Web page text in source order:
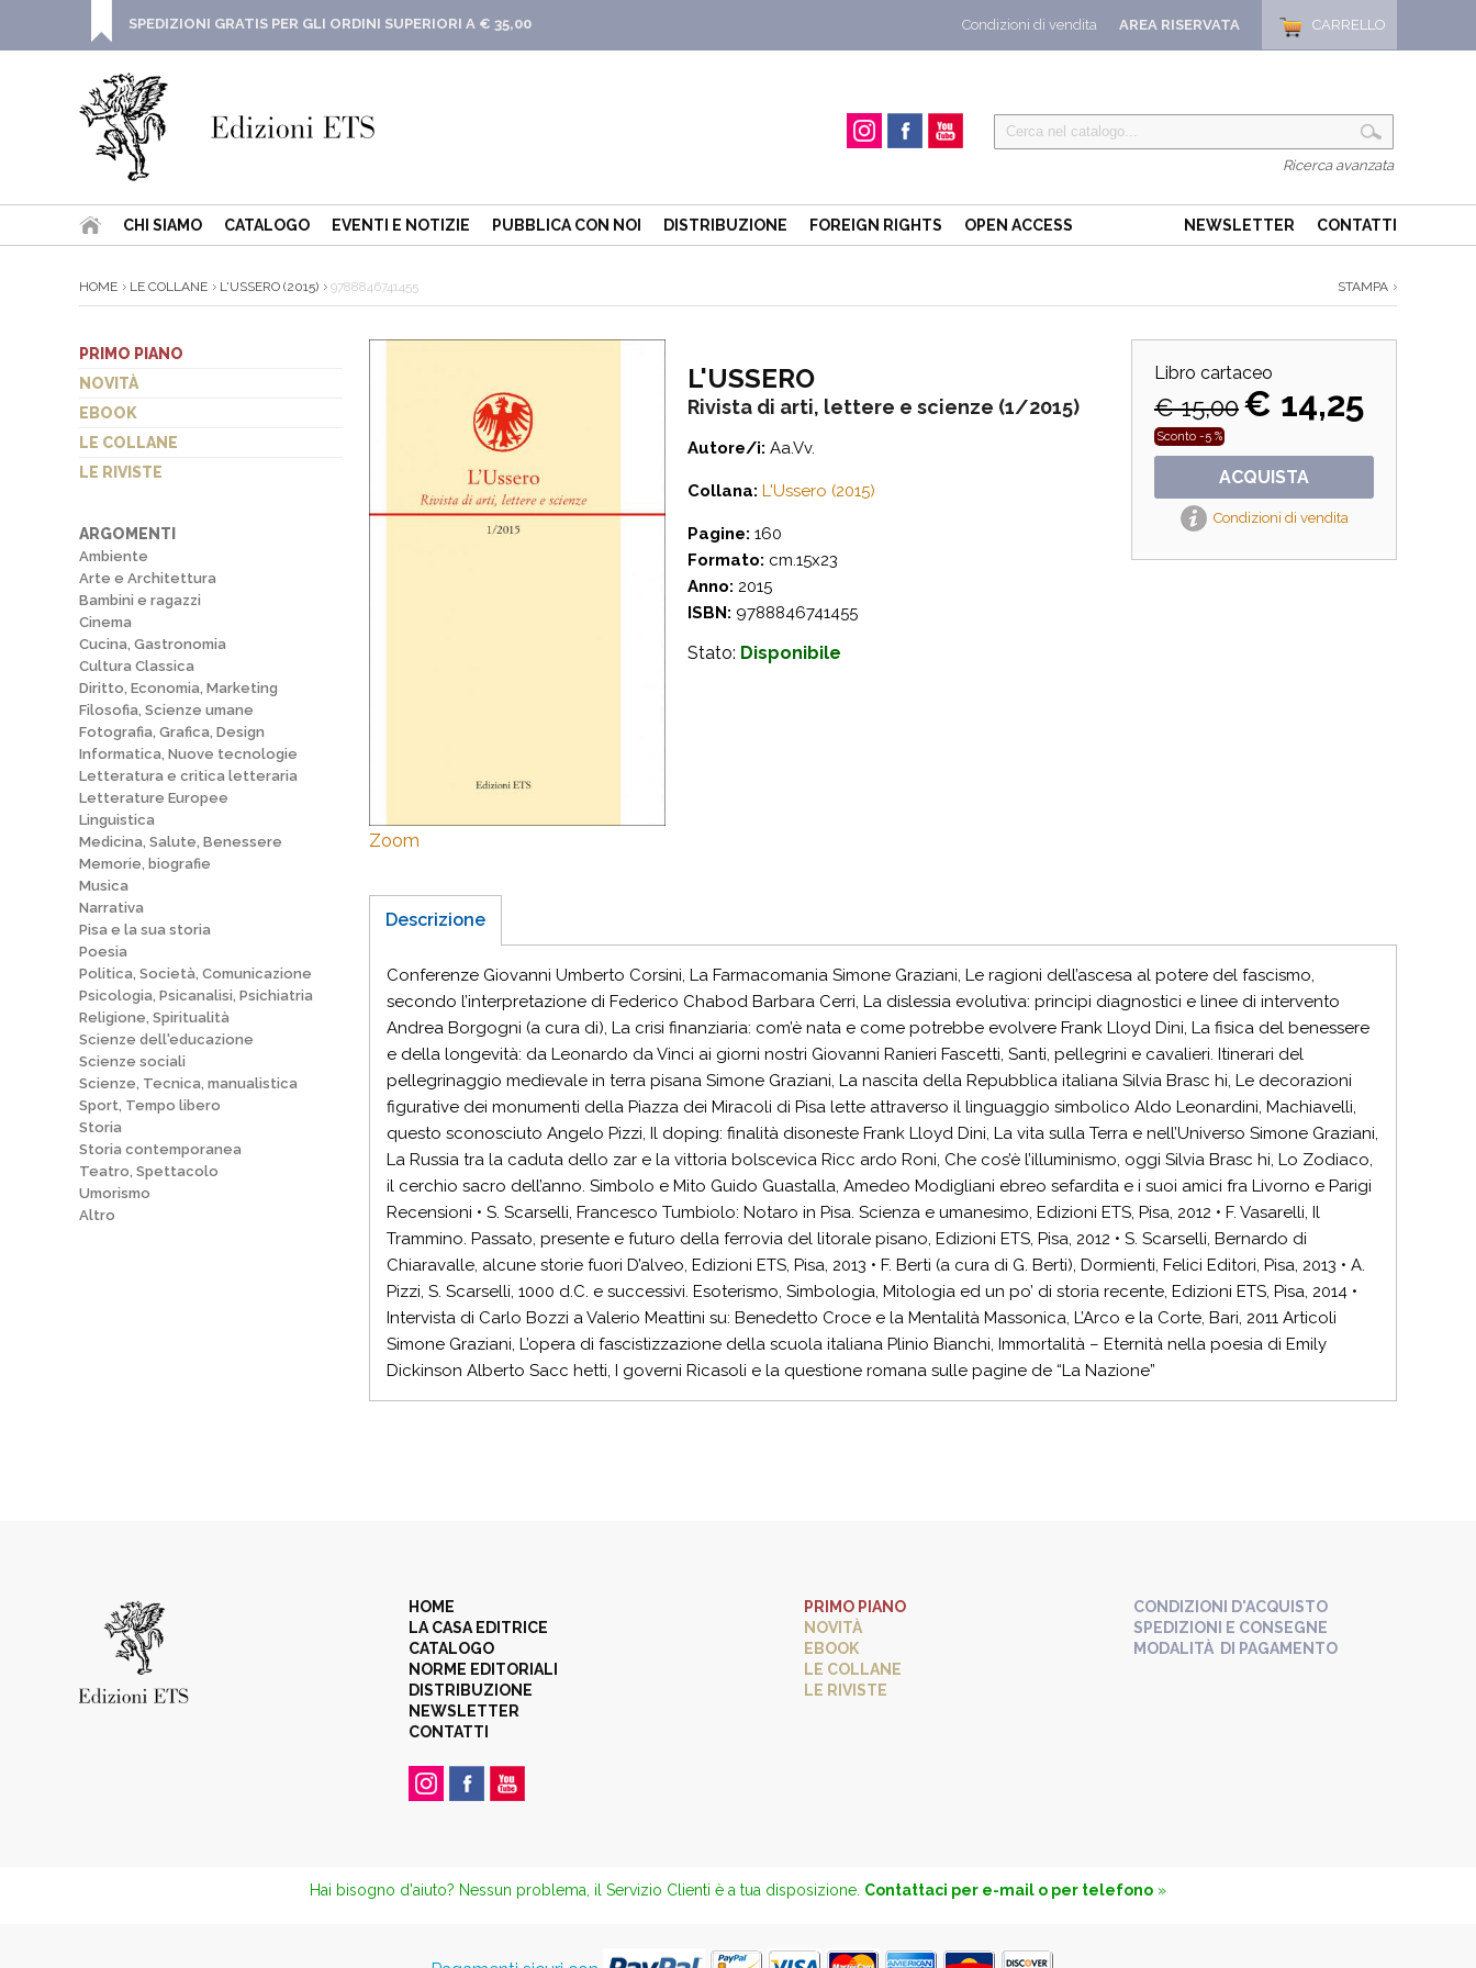
CARRELLO
AREA RISERVATA
Condizioni di vendita
SPEDIZIONI GRATIS PER GLI ORDINI SUPERIORI A € 35,00
Ricerca avanzata
CHI SIAMO CATALOGO EVENTI E NOTIZIE PUBBLICA CON NOI DISTRIBUZIONE FOREIGN RIGHTS OPEN ACCESS NEWSLETTER CONTATTI
HOME LE COLLANE L'USSERO (2015) 9788846741455 STAMPA
PRIMO PIANO
NOVITÀ
EBOOK
LE COLLANE
LE RIVISTE
ARGOMENTI
Ambiente
Arte e Architettura
Bambini e ragazzi
Cinema
Cucina, Gastronomia
Cultura Classica
Diritto, Economia, Marketing
Filosofia, Scienze umane
Fotografia, Grafica, Design
Informatica, Nuove tecnologie
Letteratura e critica letteraria
Letterature Europee
Linguistica
Medicina, Salute, Benessere
Memorie, biografie
Musica
Narrativa
Pisa e la sua storia
Poesia
Politica, Società, Comunicazione
Psicologia, Psicanalisi, Psichiatria
Religione, Spiritualità
Scienze dell'educazione
Scienze sociali
Scienze, Tecnica, manualistica
Sport, Tempo libero
Storia
Storia contemporanea
Teatro, Spettacolo
Umorismo
Altro
Libro cartaceo
€ 15,00€ 14,25
Sconto -5 %
ACQUISTA
Condizioni di vendita
Zoom
L'USSERO
Rivista di arti, lettere e scienze (1/2015)
Autore/i: Aa.Vv.
Collana: L'Ussero (2015)
Pagine: 160
Formato: cm.15x23
Anno: 2015
ISBN: 9788846741455
Stato: Disponibile
Descrizione
Conferenze Giovanni Umberto Corsini, La Farmacomania Simone Graziani, Le ragioni dell’ascesa al potere del fascismo,
secondo l’interpretazione di Federico Chabod Barbara Cerri, La dislessia evolutiva: principi diagnostici e linee di intervento
Andrea Borgogni (a cura di), La crisi finanziaria: com’è nata e come potrebbe evolvere Frank Lloyd Dini, La fisica del benessere
e della longevità: da Leonardo da Vinci ai giorni nostri Giovanni Ranieri Fascetti, Santi, pellegrini e cavalieri. Itinerari del
pellegrinaggio medievale in terra pisana Simone Graziani, La nascita della Repubblica italiana Silvia Brasc hi, Le decorazioni
figurative dei monumenti della Piazza dei Miracoli di Pisa lette attraverso il linguaggio simbolico Aldo Leonardini, Machiavelli,
questo sconosciuto Angelo Pizzi, Il doping: finalità disoneste Frank Lloyd Dini, La vita sulla Terra e nell’Universo Simone Graziani,
La Russia tra la caduta dello zar e la vittoria bolscevica Ricc ardo Roni, Che cos’è l’illuminismo, oggi Silvia Brasc hi, Lo Zodiaco,
il cerchio sacro dell’anno. Simbolo e Mito Guido Guastalla, Amedeo Modigliani ebreo sefardita e i suoi amici fra Livorno e Parigi
Recensioni • S. Scarselli, Francesco Tumbiolo: Notaro in Pisa. Scienza e umanesimo, Edizioni ETS, Pisa, 2012 • F. Vasarelli, Il
Trammino. Passato, presente e futuro della ferrovia del litorale pisano, Edizioni ETS, Pisa, 2012 • S. Scarselli, Bernardo di
Chiaravalle, alcune storie fuori D’alveo, Edizioni ETS, Pisa, 2013 • F. Berti (a cura di G. Berti), Dormienti, Felici Editori, Pisa, 2013 • A.
Pizzi, S. Scarselli, 1000 d.C. e successivi. Esoterismo, Simbologia, Mitologia ed un po’ di storia recente, Edizioni ETS, Pisa, 2014 •
Intervista di Carlo Bozzi a Valerio Meattini su: Benedetto Croce e la Mentalità Massonica, L’Arco e la Corte, Bari, 2011 Articoli
Simone Graziani, L’opera di fascistizzazione della scuola italiana Plinio Bianchi, Immortalità – Eternità nella poesia di Emily
Dickinson Alberto Sacc hetti, I governi Ricasoli e la questione romana sulle pagine de “La Nazione”
HOME
LA CASA EDITRICE
CATALOGO
NORME EDITORIALI
DISTRIBUZIONE
NEWSLETTER
CONTATTI
PRIMO PIANO
NOVITÀ
EBOOK
LE COLLANE
LE RIVISTE
CONDIZIONI D'ACQUISTO
SPEDIZIONI E CONSEGNE
MODALITÀ DI PAGAMENTO
Hai bisogno d'aiuto? Nessun problema, il Servizio Clienti è a tua disposizione. Contattaci per e-mail o per telefono »